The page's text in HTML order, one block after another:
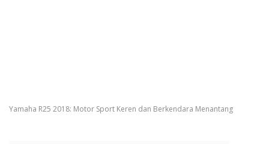
Yamaha R25 2018: Motor Sport Keren dan Berkendara Menantang